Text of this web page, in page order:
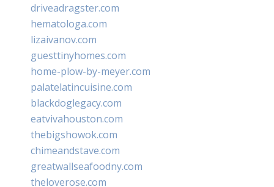
driveadragster.com
hematologa.com
lizaivanov.com
guesttinyhomes.com
home-plow-by-meyer.com
palatelatincuisine.com
blackdoglegacy.com
eatvivahouston.com
thebigshowok.com
chimeandstave.com
greatwallseafoodny.com
theloverose.com